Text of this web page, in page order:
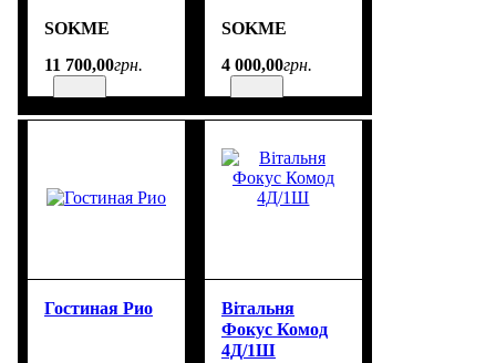
SOKME
11 700,00грн.
SOKME
4 000,00грн.
Гостиная Рио
Вітальня
Фокус Комод
4Д/1Ш